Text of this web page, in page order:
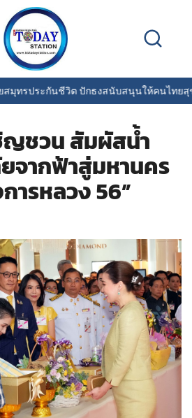
รประกันชีวิต ปักธงสนับสนุนให้คนไทยสุขภ
ญชวน สัมผัสน้ำ
จากฟ้าสู่มหานคร
ารหลวง 56”